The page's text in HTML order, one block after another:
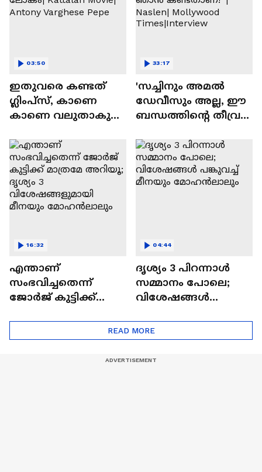
ഇതുവരെ കണ്ടത്
ഗ്ലിംപ്സ്, കാണെ
കാണെ വലുതാകുന്ന
Kattalan Movie|
Antony Varghese Pepe
03:50
'സച്ചിനും അമൽ
ഡേവീസും അല്ല, ഈ
ബന്ധത്തിൻ്റെ തീവ്രത
Naslen| Mollywood
Times|Interview
33:17
എന്താണ്
സംഭവിച്ചതെന്ന്
ജോർജ് കുട്ടിക്ക്
വിശേഷങ്ങളുമായി
16:32
ദൃശ്യം 3 പിറന്നാൾ
സമ്മാനം പോലെ;
വിശേഷങ്ങൾ
മോഹൻലാലും
04:44
READ MORE